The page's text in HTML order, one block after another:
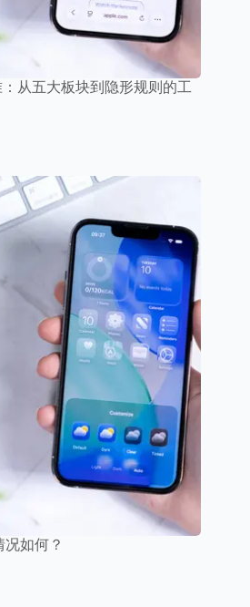
从五大板块到隐形规则的工
如何？